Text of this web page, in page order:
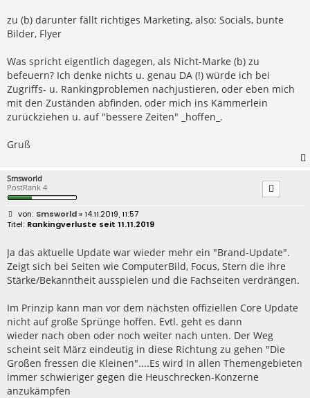
zu (b) darunter fällt richtiges Marketing, also: Socials, bunte
Bilder, Flyer
Was spricht eigentlich dagegen, als Nicht-Marke (b) zu
befeuern? Ich denke nichts u. genau DA (!) würde ich bei
Zugriffs- u. Rankingproblemen nachjustieren, oder eben mich
mit den Zuständen abfinden, oder mich ins Kämmerlein
zurückziehen u. auf "bessere Zeiten" _hoffen_.
Gruß
Smsworld
PostRank 4
B
e
a
g
Smsworld» 14.11.2019, 11:57
Rankingverluste seit 11.11.2019
Ja das aktuelle Update war wieder mehr ein "Brand-Update".
Zeigt sich bei Seiten wie ComputerBild, Focus, Stern die ihre
Stärke/Bekanntheit ausspielen und die Fachseiten verdrängen.
Im Prinzip kann man vor dem nächsten offiziellen Core Update
nicht auf große Sprünge hoffen. Evtl. geht es dann
wieder nach oben oder noch weiter nach unten. Der Weg
scheint seit März eindeutig in diese Richtung zu gehen "Die
Großen fressen die Kleinen"....Es wird in allen Themengebieten
immer schwieriger gegen die Heuschrecken-Konzerne
anzukämpfen